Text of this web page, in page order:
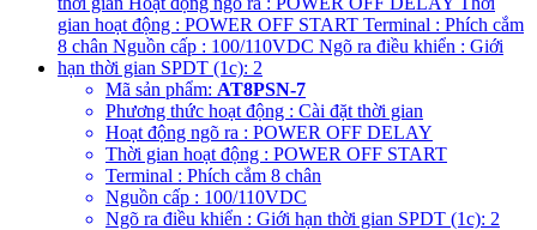
Mã sản phẩm: AT8PSN-7
Phương thức hoạt động : Cài đặt thời gian
Hoạt động ngõ ra : POWER OFF DELAY
Thời gian hoạt động : POWER OFF START
Terminal : Phích cắm 8 chân
Nguồn cấp : 100/110VDC
Ngõ ra điều khiển : Giới hạn thời gian SPDT (1c): 2